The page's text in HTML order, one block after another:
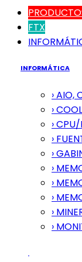
FTX
INFORMÁTICA
› AIO,
›
›
›
›
›
›
›
›
›